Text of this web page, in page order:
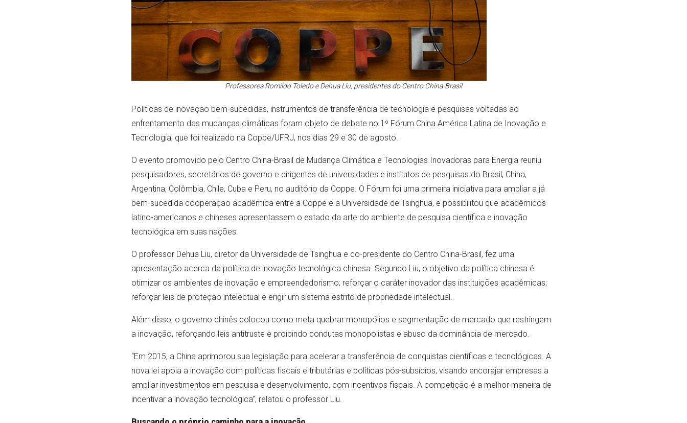
Professores Romildo Toledo e Dehua Liu, presidentes do Centro China-Brasil
Políticas de inovação bem-sucedidas, instrumentos de transferência de tecnologia e pesquisas voltadas ao
enfrentamento das mudanças climáticas foram objeto de debate no 1º Fórum China América Latina de Inovação e
Tecnologia, que foi realizado na Coppe/UFRJ, nos dias 29 e 30 de agosto.
O evento promovido pelo Centro China-Brasil de Mudança Climática e Tecnologias Inovadoras para Energia reuniu
pesquisadores, secretários de governo e dirigentes de universidades e institutos de pesquisas do Brasil, China,
Argentina, Colômbia, Chile, Cuba e Peru, no auditório da Coppe. O Fórum foi uma primeira iniciativa para ampliar a já
bem-sucedida cooperação acadêmica entre a Coppe e a Universidade de Tsinghua, e possibilitou que acadêmicos
latino-americanos e chineses apresentassem o estado da arte do ambiente de pesquisa científica e inovação
tecnológica em suas nações.
O professor Dehua Liu, diretor da Universidade de Tsinghua e co-presidente do Centro China-Brasil, fez uma
apresentação acerca da política de inovação tecnológica chinesa. Segundo Liu, o objetivo da política chinesa é
otimizar os ambientes de inovação e empreendedorismo; reforçar o caráter inovador das instituições acadêmicas;
reforçar leis de proteção intelectual e erigir um sistema estrito de propriedade intelectual.
Além disso, o governo chinês colocou como meta quebrar monopólios e segmentação de mercado que restringem
a inovação, reforçando leis antitruste e proibindo condutas monopolistas e abuso da dominância de mercado.
“Em 2015, a China aprimorou sua legislação para acelerar a transferência de conquistas científicas e tecnológicas. A
nova lei apoia a inovação com políticas fiscais e tributárias e políticas pós-subsídios, visando encorajar empresas a
ampliar investimentos em pesquisa e desenvolvimento, com incentivos fiscais. A competição é a melhor maneira de
incentivar a inovação tecnológica”, relatou o professor Liu.